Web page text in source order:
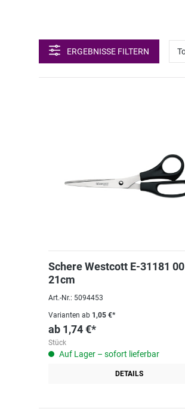
ERGEBNISSE FILTERN
Schere Westcott E-31181 00
21cm
Art.-Nr.: 5094453
Varianten ab 1,05 €*
ab 1,74 €*
Stück
Auf Lager – sofort lieferbar
DETAILS